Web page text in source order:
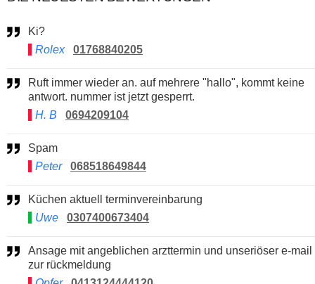
Ki?
Rolex
01768840205
Ruft immer wieder an. auf mehrere "hallo", kommt keine
antwort. nummer ist jetzt gesperrt.
H. B
0694209104
Spam
Peter
068518649844
Küchen aktuell terminvereinbarung
Uwe
0307400673404
Ansage mit angeblichen arzttermin und unseriöser e-mail
zur rückmeldung